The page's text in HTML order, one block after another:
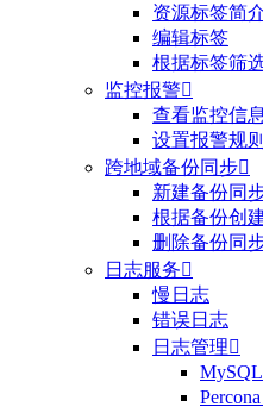
资源标签简
编辑标签
根据标签筛
监控报警
查看监控信息
设置报警规则
跨地域备份同步
新建备份同
根据备份创
删除备份同
日志服务
慢日志
错误日志
日志管理